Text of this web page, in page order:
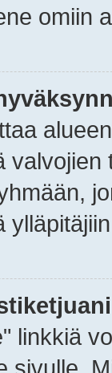
omiin
linkkiä
sivulle.